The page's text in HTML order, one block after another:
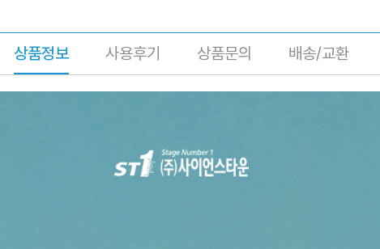
상품정보 사용후기 상품문의 배송/교환